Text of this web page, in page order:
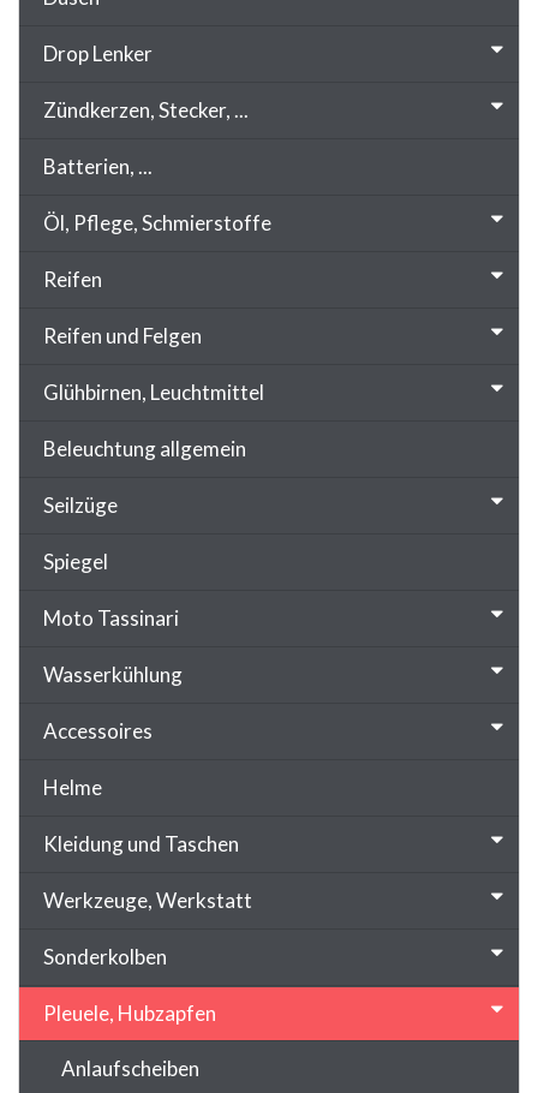
Drop Lenker
Zündkerzen, Stecker, ...
Batterien, ...
Öl, Pflege, Schmierstoffe
Reifen
Reifen und Felgen
Glühbirnen, Leuchtmittel
Beleuchtung allgemein
Seilzüge
Spiegel
Moto Tassinari
Wasserkühlung
Accessoires
Helme
Kleidung und Taschen
Werkzeuge, Werkstatt
Sonderkolben
Pleuele, Hubzapfen
Anlaufscheiben